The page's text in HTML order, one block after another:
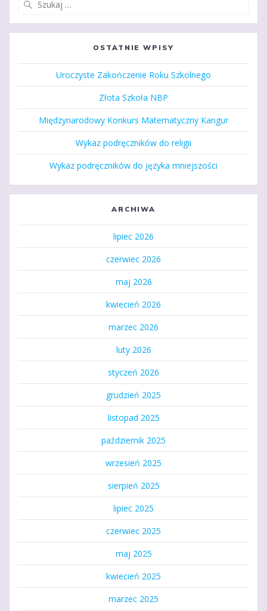
OSTATNIE WPISY
Uroczyste Zakończenie Roku Szkolnego
Złota Szkoła NBP
Międzynarodowy Konkurs Matematyczny Kangur
Wykaz podręczników do religii
Wykaz podręczników do języka mniejszości
ARCHIWA
lipiec 2026
czerwiec 2026
maj 2026
kwiecień 2026
marzec 2026
luty 2026
styczeń 2026
grudzień 2025
listopad 2025
październik 2025
wrzesień 2025
sierpień 2025
lipiec 2025
czerwiec 2025
maj 2025
kwiecień 2025
marzec 2025